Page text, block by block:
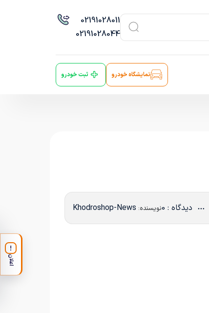
02191028011
02191028044
نمایشگاه خودرو ثبت خودرو
دیدگاه : 0 نویسنده: Khodroshop-News
!
اعلان